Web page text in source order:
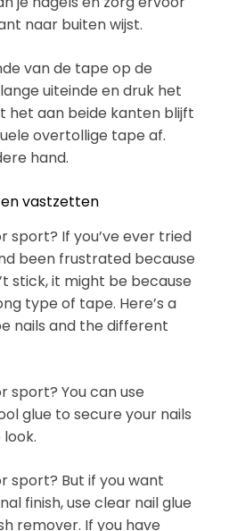
naar buiten wijst.
van de tape op de
uiteinde en druk het
het aan beide kanten blijft
overtollige tape af.
hand.
vastzetten
sport? If you’ve ever tried
been frustrated because
stick, it might be because
type of tape. Here’s a
nails and the different
sport? You can use
glue to secure your nails
sport? But if you want
finish, use clear nail glue
remover. If you have